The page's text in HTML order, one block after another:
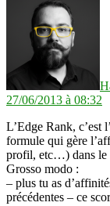
27/06/2013 à 08:32
L’Edge Rank, c’est
formule qui gère
profil, etc…) dans le
Grosso modo :
– plus tu as
précédentes – ce